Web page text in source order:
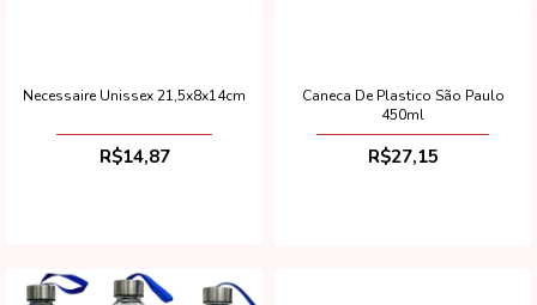
Necessaire Unissex 21,5x8x14cm
R$14,87
Caneca De Plastico São Paulo
450ml
R$27,15